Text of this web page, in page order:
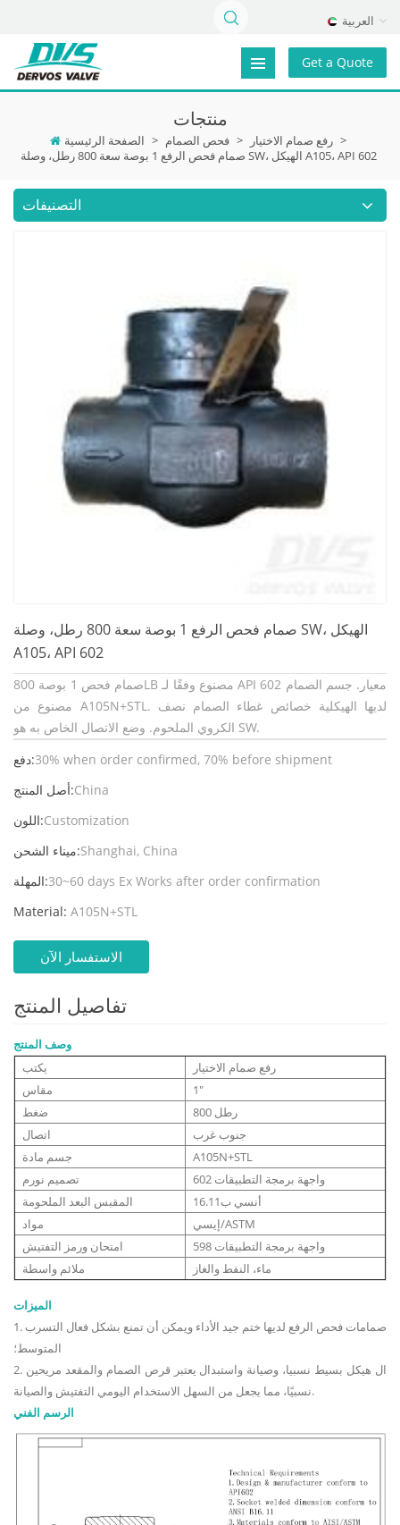
العربية
Get a Quote
منتجات
الصفحة الرئيسية > فحص الصمام > رفع صمام الاختيار >
صمام فحص الرفع 1 بوصة سعة 800 رطل، وصلة SW، الهيكل A105، API 602
التصنيفات
صمام فحص الرفع 1 بوصة سعة 800 رطل، وصلة SW، الهيكل
A105، API 602
صمام فحص 1 بوصة 800LB مصنوع وفقًا لـ API 602 معيار. جسم الصمام
مصنوع من A105N+STL. لديها الهيكلية خصائص غطاء الصمام نصف
الكروي الملحوم. وضع الاتصال الخاص به هو SW.
دفع:30% when order confirmed, 70% before shipment
أصل المنتج:China
اللون:Customization
ميناء الشحن:Shanghai, China
المهلة:30~60 days Ex Works after order confirmation
Material: A105N+STL
الاستفسار الآن
تفاصيل المنتج
وصف المنتج
يكتب
رفع صمام الاختيار
مقاس
1"
ضغط
800 رطل
اتصال
جنوب غرب
جسم مادة
A105N+STL
تصميم نورم
واجهة برمجة التطبيقات 602
المقبس البعد الملحومة
أنسي ب16.11
مواد
إيسي/ASTM
امتحان ورمز التفتيش
واجهة برمجة التطبيقات 598
ملائم واسطة
ماء، النفط والغاز
الميزات
1. صمامات فحص الرفع لديها ختم جيد الأداء ويمكن أن تمنع بشكل فعال التسرب
المتوسط؛
2. ال هيكل بسيط نسبيا، وصيانة واستبدال يعتبر قرص الصمام والمقعد مريحين
نسبيًا، مما يجعل من السهل الاستخدام اليومي التفتيش والصيانة.
الرسم الفني